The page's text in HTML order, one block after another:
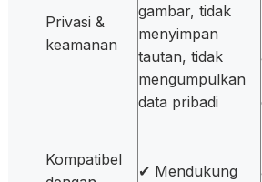
Privasi &
keamanan
gambar, tidak
menyimpan
tautan, tidak
mengumpulkan
data pribadi
Kompatibel
✔ Mendukung